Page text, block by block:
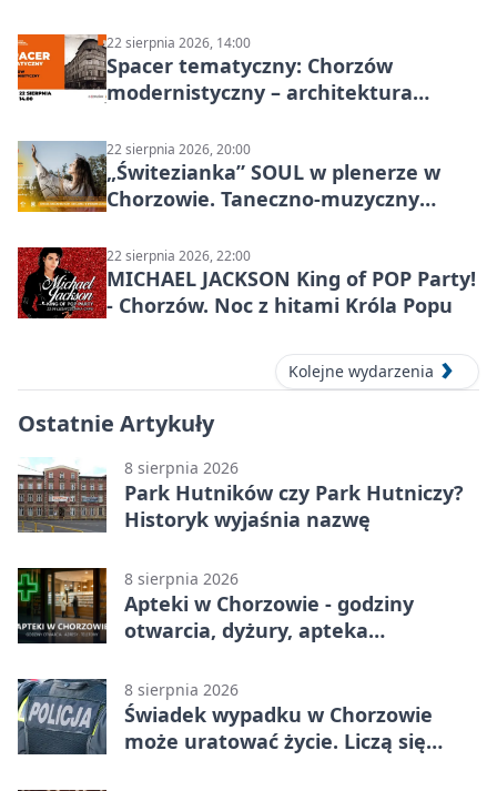
22 sierpnia 2026, 14:00
Spacer tematyczny: Chorzów
modernistyczny – architektura
22 sierpnia 2026, 20:00
„Świtezianka” SOUL w plenerze w
Chorzowie. Taneczno-muzyczny
22 sierpnia 2026, 22:00
MICHAEL JACKSON King of POP Party!
- Chorzów. Noc z hitami Króla Popu
Kolejne wydarzenia
Ostatnie Artykuły
8 sierpnia 2026
Park Hutników czy Park Hutniczy?
Historyk wyjaśnia nazwę
8 sierpnia 2026
Apteki w Chorzowie - godziny
otwarcia, dyżury, apteka
8 sierpnia 2026
Świadek wypadku w Chorzowie
może uratować życie. Liczą się